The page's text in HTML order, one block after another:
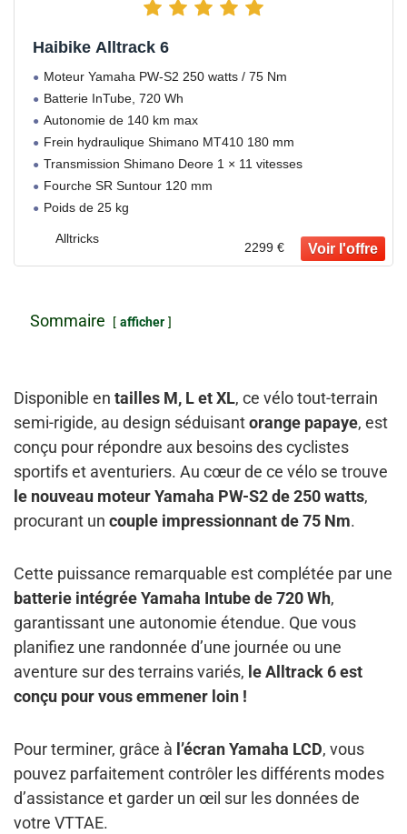
Haibike Alltrack 6
Moteur Yamaha PW-S2 250 watts / 75 Nm
Batterie InTube, 720 Wh
Autonomie de 140 km max
Frein hydraulique Shimano MT410 180 mm
Transmission Shimano Deore 1 × 11 vitesses
Fourche SR Suntour 120 mm
Poids de 25 kg
Alltricks
2299 €
Sommaire afficher
Disponible en tailles M, L et XL, ce vélo tout-terrain
semi-rigide, au design séduisantorange papaye, est
conçu pour répondre aux besoins des cyclistes
sportifs et aventuriers. Au cœur de ce vélo se trouve
le nouveau moteur Yamaha PW-S2 de 250 watts,
procurant un couple impressionnant de 75 Nm.
Cette puissance remarquable est complétée par une
batterie intégrée Yamaha Intube de 720 Wh,
garantissant une autonomie étendue. Que vous
planifiez une randonnée d’une journée ou une
aventure sur des terrains variés, le Alltrack 6 est
conçu pour vous emmener loin !
Pour terminer, grâce à l’écran Yamaha LCD, vous
pouvez parfaitement contrôler les différents modes
d’assistance et garder un œil sur les données de
votre VTTAE.